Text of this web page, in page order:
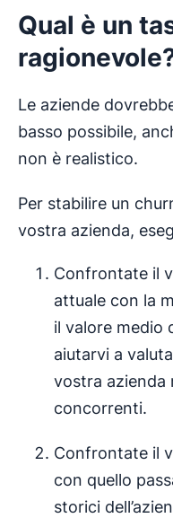
Qual è un
Le aziende
basso possibile,
non è realistico.
Per stabilire un
vostra azienda,
Confrontate il
attuale con la
il valore medio
aiutarvi a
vostra azienda
concorrenti.
Confrontate il
con quello
storici